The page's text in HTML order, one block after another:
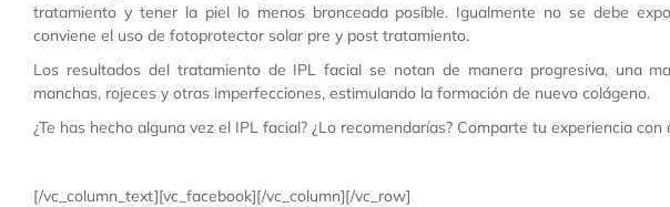
tratamiento y tener la piel lo menos bronceada posible. Igualmente no se debe
conviene el uso de fotoprotector solar pre y post tratamiento.
Los resultados del tratamiento de IPL facial se notan de manera progresiva, una
manchas, rojeces y otras imperfecciones, estimulando la formación de nuevo colágeno.
¿Te has hecho alguna vez el IPL facial? ¿Lo recomendarías? Comparte tu experiencia
[/vc_column_text][vc_facebook][/vc_column][/vc_row]